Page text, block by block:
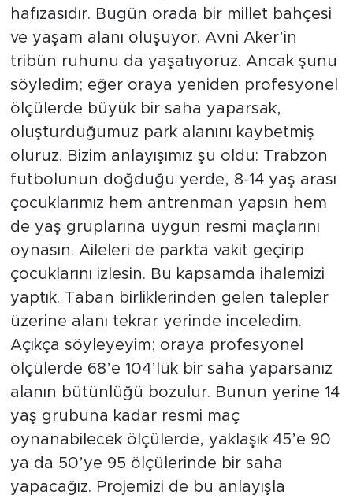
hafızasıdır. Bugün orada bir millet bahçesi
ve yaşam alanı oluşuyor. Avni Aker’in
tribün ruhunu da yaşatıyoruz. Ancak şunu
söyledim; eğer oraya yeniden profesyonel
ölçülerde büyük bir saha yaparsak,
oluşturduğumuz park alanını kaybetmiş
oluruz. Bizim anlayışımız şu oldu: Trabzon
futbolunun doğduğu yerde, 8-14 yaş arası
çocuklarımız hem antrenman yapsın hem
de yaş gruplarına uygun resmi maçlarını
oynasın. Aileleri de parkta vakit geçirip
çocuklarını izlesin. Bu kapsamda ihalemizi
yaptık. Taban birliklerinden gelen talepler
üzerine alanı tekrar yerinde inceledim.
Açıkça söyleyeyim; oraya profesyonel
ölçülerde 68’e 104’lük bir saha yaparsanız
alanın bütünlüğü bozulur. Bunun yerine 14
yaş grubuna kadar resmi maç
oynanabilecek ölçülerde, yaklaşık 45’e 90
ya da 50’ye 95 ölçülerinde bir saha
yapacağız. Projemizi de bu anlayışla